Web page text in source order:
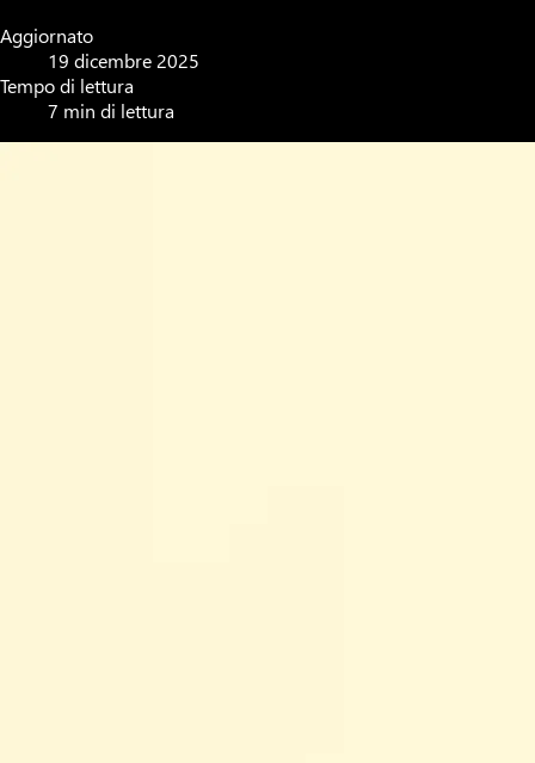
Aggiornato
19 dicembre 2025
Tempo di lettura
7 min di lettura